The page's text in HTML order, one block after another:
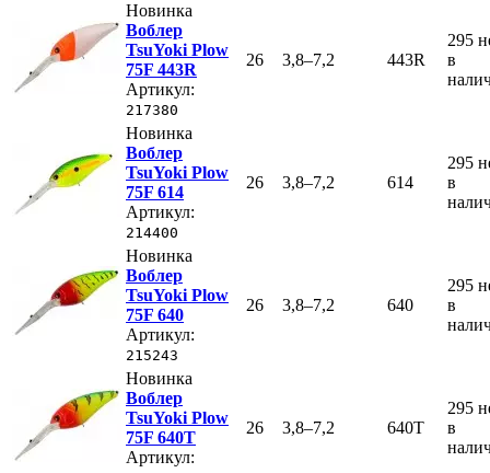
Новинка
Воблер
TsuYoki Plow
75F 443R
Артикул:
217380
26 3,8–7,2 443R
295
в
Новинка
Воблер
TsuYoki Plow
75F 614
Артикул:
214400
26 3,8–7,2 614
295
в
Новинка
Воблер
TsuYoki Plow
75F 640
Артикул:
215243
26 3,8–7,2 640
295
в
Новинка
Воблер
TsuYoki Plow
75F 640T
Артикул:
26 3,8–7,2 640T
295
в